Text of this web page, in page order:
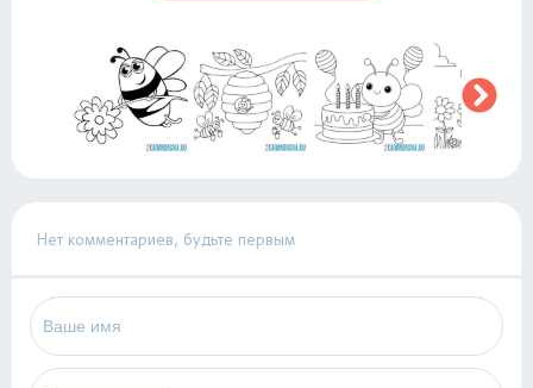
Нет комментариев, будьте первым